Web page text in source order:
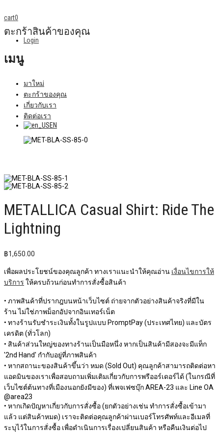
Login
cart0
ตะกร้าสินค้าของคุณ
เมนู
มาใหม่
ตะกร้าของคุณ
เกี่ยวกับเรา
ติดต่อเรา
EN
METALLICA Casual Shirt: Ride The
Lightning
฿1,650.00
เพื่อผลประโยชน์ของคุณลูกค้า ทางเราแนะนำให้คุณอ่าน เงื่อนไขการให้
บริการ ให้ครบถ้วนก่อนทำการสั่งซื้อสินค้า
• ภาพสินค้าที่ปรากฎบนหน้าเว็บไซต์ ถ่ายจากตัวอย่างสินค้าจริงที่มีใน
ร้าน ไม่ใช่ภาพม็อกอัปจากอินเทอร์เน็ต
• ทางร้านรับชำระเงินทั้งในรูปแบบ PromptPay (ประเทศไทย) และบัตร
เครดิต (ทั่วโลก)
• สินค้าส่วนใหญ่ของทางร้านเป็นมือหนึ่ง หากเป็นสินค้ามีสองจะมีแท็ก
'2nd Hand' กำกับอยู่ที่ภาพสินค้า
• หากสถานะของสินค้าขึ้นว่า หมด (Sold Out) คุณลูกค้าสามารถติดต่อหา
แอดมินของเราเพื่อสอบถามเพิ่มเติมเกี่ยวกับการพรีออร์เดอร์ได้ (ในกรณีที่
เว็บไซต์ต้นทางที่เมืองนอกยังมีของ) ที่เพจเฟซบุ๊ก AREA-23 และ Line OA
@area23
• หากเกิดปัญหาเกี่ยวกับการสั่งซื้อ (ยกตัวอย่างเช่น ทำการสั่งซื้อเข้ามา
แล้ว แต่สินค้าหมด) เราจะติดต่อคุณลูกค้าผ่านเบอร์โทรศัพท์และอีเมลที่
ระบุไว้ในการสั่งซื้อ เพื่อดำเนินการเรื่องเปลี่ยนสินค้า หรือคืนเงินต่อไป